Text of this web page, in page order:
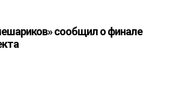
сообщил о финале